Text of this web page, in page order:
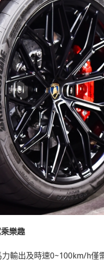
樂趣
輸出及時速0~100km/h僅